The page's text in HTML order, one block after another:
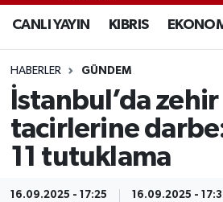
CANLI YAYIN KIBRIS
HABERLER GÜNDEM
İstanbul’da zehir
tacirlerine
11 tutuklama
16.09.2025 - 17:25 16.09.2025 -
EKONOMİ
MAGAZİN
SAĞLIK
SPOR
TEKNOLOJİ
Lefkoşa Trafik Yoğunluk
Süper Lig Puan Durumu ve
Tüm Manşetler
Son Dakika Haberleri
Haber Arşivi